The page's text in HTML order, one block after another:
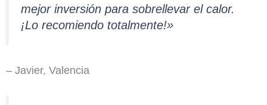
mejor inversión para sobrellevar el calor.
¡Lo recomiendo totalmente!»
– Javier, Valencia